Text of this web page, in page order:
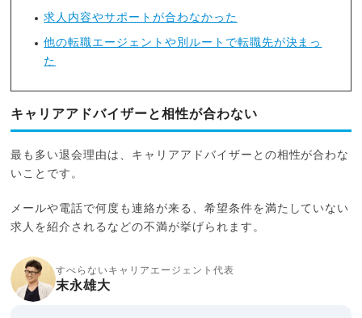
求人内容やサポートが合わなかった
他の転職エージェントや別ルートで転職先が決まっ
た
キャリアアドバイザーと相性が合わない
最も多い退会理由は、キャリアアドバイザーとの相性が合わな
いことです。
メールや電話で何度も連絡が来る、希望条件を満たしていない
求人を紹介されるなどの不満が挙げられます。
すべらないキャリアエージェント代表
末永雄大